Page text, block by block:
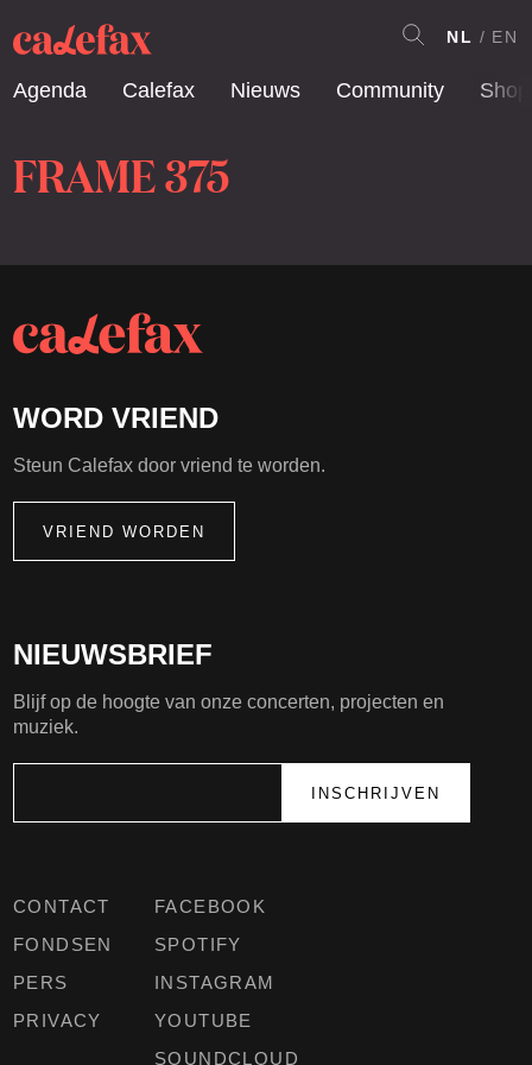
Agenda Calefax Nieuws Community Shop
NL EN
FRAME 375
CONTACT
FONDSEN
PERS
PRIVACY
FACEBOOK
SPOTIFY
INSTAGRAM
YOUTUBE
SOUNDCLOUD
NIEUWSBRIEF
Blijf op de hoogte van onze concerten, projecten en
muziek.
WORD VRIEND
Steun Calefax door vriend te worden.
VRIEND WORDEN